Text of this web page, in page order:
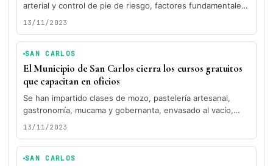
arterial y control de pie de riesgo, factores fundamentales
a controlar en una...
13/11/2023
SAN CARLOS
El Municipio de San Carlos cierra los cursos gratuitos
que capacitan en oficios
Se han impartido clases de mozo, pastelería artesanal,
gastronomía, mucama y gobernanta, envasado al vacío,
panadería y confitería, aire acondicionado,...
13/11/2023
SAN CARLOS